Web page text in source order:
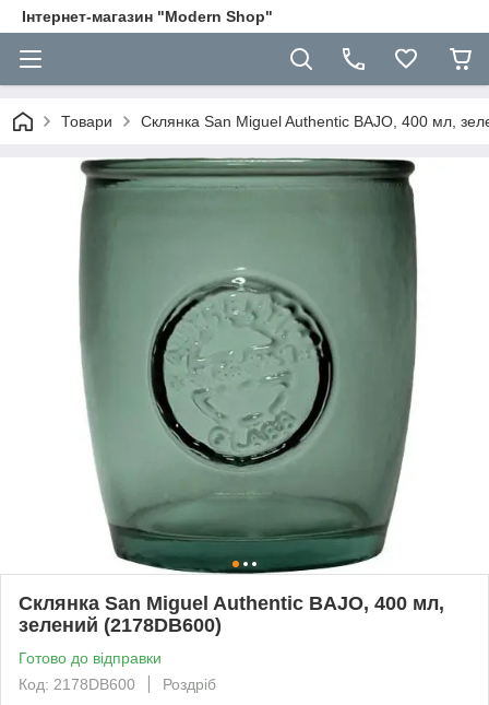
Інтернет-магазин "Modern Shop"
Товари Склянка San Miguel Authentic BAJO, 400 мл,
Склянка San Miguel Authentic BAJO, 400 мл,
зелений (2178DB600)
Готово до відправки
Код: 2178DB600
Роздріб